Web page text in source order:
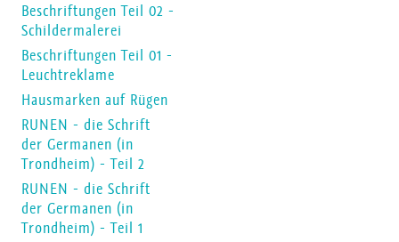
Beschriftungen Teil 02 -
Schildermalerei
Beschriftungen Teil 01 -
Leuchtreklame
Hausmarken auf Rügen
RUNEN - die Schrift
der Germanen (in
Trondheim) - Teil 2
RUNEN - die Schrift
der Germanen (in
Trondheim) - Teil 1